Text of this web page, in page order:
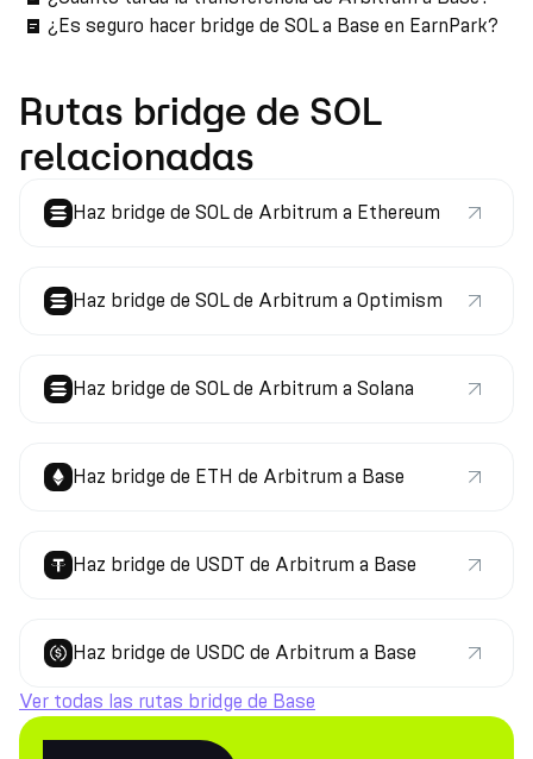
¿Es seguro hacer bridge de SOL a Base en EarnPark?
Rutas bridge de SOL
relacionadas
Haz bridge de SOL de Arbitrum a Ethereum
Haz bridge de SOL de Arbitrum a Optimism
Haz bridge de SOL de Arbitrum a Solana
Haz bridge de ETH de Arbitrum a Base
Haz bridge de USDT de Arbitrum a Base
Haz bridge de USDC de Arbitrum a Base
Ver todas las rutas bridge de Base